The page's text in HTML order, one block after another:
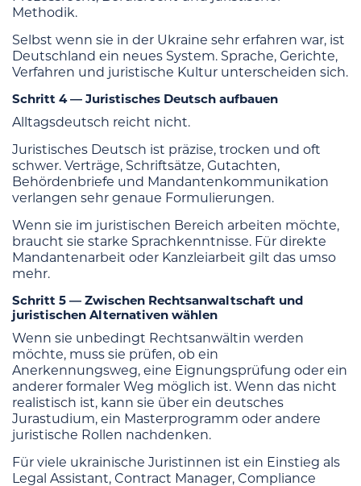
Methodik.
Selbst wenn sie in der Ukraine sehr erfahren war, ist
Deutschland ein neues System. Sprache, Gerichte,
Verfahren und juristische Kultur unterscheiden sich.
Schritt 4 — Juristisches Deutsch aufbauen
Alltagsdeutsch reicht nicht.
Juristisches Deutsch ist präzise, trocken und oft
schwer. Verträge, Schriftsätze, Gutachten,
Behördenbriefe und Mandantenkommunikation
verlangen sehr genaue Formulierungen.
Wenn sie im juristischen Bereich arbeiten möchte,
braucht sie starke Sprachkenntnisse. Für direkte
Mandantenarbeit oder Kanzleiarbeit gilt das umso
mehr.
Schritt 5 — Zwischen Rechtsanwaltschaft und
juristischen Alternativen wählen
Wenn sie unbedingt Rechtsanwältin werden
möchte, muss sie prüfen, ob ein
Anerkennungsweg, eine Eignungsprüfung oder ein
anderer formaler Weg möglich ist. Wenn das nicht
realistisch ist, kann sie über ein deutsches
Jurastudium, ein Masterprogramm oder andere
juristische Rollen nachdenken.
Für viele ukrainische Juristinnen ist ein Einstieg als
Legal Assistant, Contract Manager, Compliance